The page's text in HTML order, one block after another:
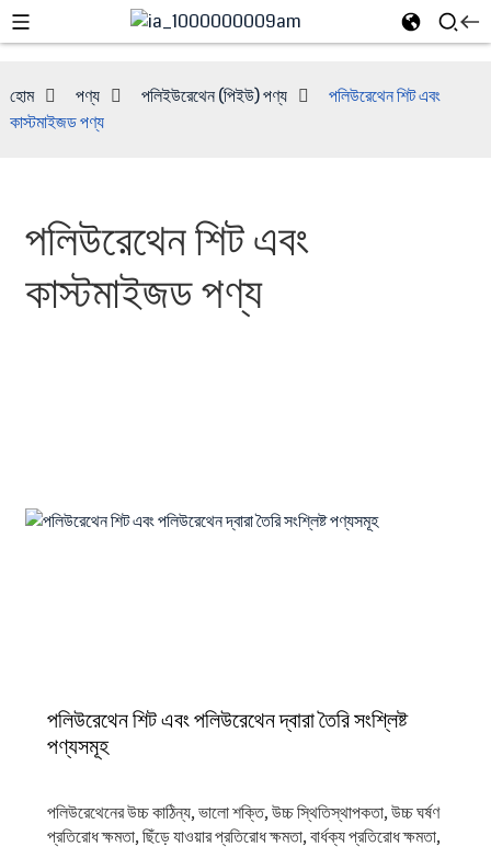
হোম পণ্য পলিইউরেথেন (পিইউ) পণ্য
পলিউরেথেন শিট এবং
কাস্টমাইজড পণ্য
পলিউরেথেন শিট এবং
কাস্টমাইজড পণ্য
পলিউরেথেন শিট এবং পলিউরেথেন দ্বারা তৈরি সংশ্লিষ্ট
পণ্যসমূহ
পলিউরেথেনের উচ্চ কাঠিন্য, ভালো শক্তি, উচ্চ স্থিতিস্থাপকতা, উচ্চ ঘর্ষণ
প্রতিরোধ ক্ষমতা, ছিঁড়ে যাওয়ার প্রতিরোধ ক্ষমতা, বার্ধক্য প্রতিরোধ ক্ষমতা,